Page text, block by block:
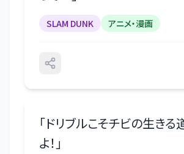
SLAM DUNK アニメ・漫画
「ドリブルこそチビの生きる
よ！ 」